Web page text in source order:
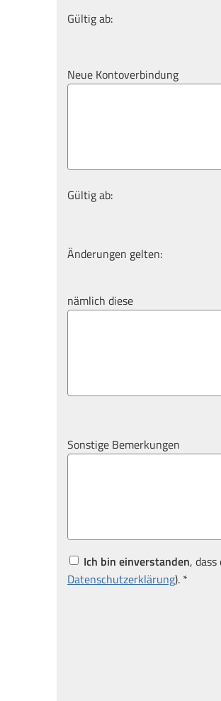
Gültig ab:
Neue Kontoverbindung
Gültig ab:
Änderungen gelten:
nämlich diese
Sonstige Bemerkungen
Ich bin einverstanden,
Datenschutzerklärung). *